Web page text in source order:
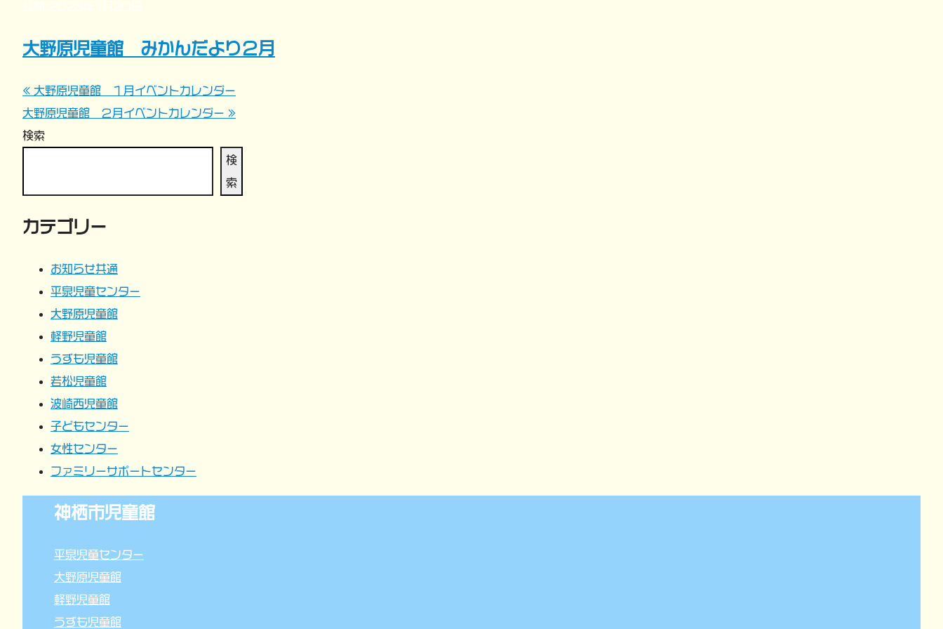
大野原児童館 みかんだより２月
投
稿
ビ
ゲ
« 大野原児童館 １月イベントカレンダー
大野原児童館 ２月イベントカレンダー »
検索
検
索
カテゴリー
お知らせ共通
平泉児童センター
大野原児童館
軽野児童館
うずも児童館
若松児童館
波崎西児童館
子どもセンター
女性センター
ファミリーサポートセンター
神栖市児童館
平泉児童センター
大野原児童館
軽野児童館
うずも児童館